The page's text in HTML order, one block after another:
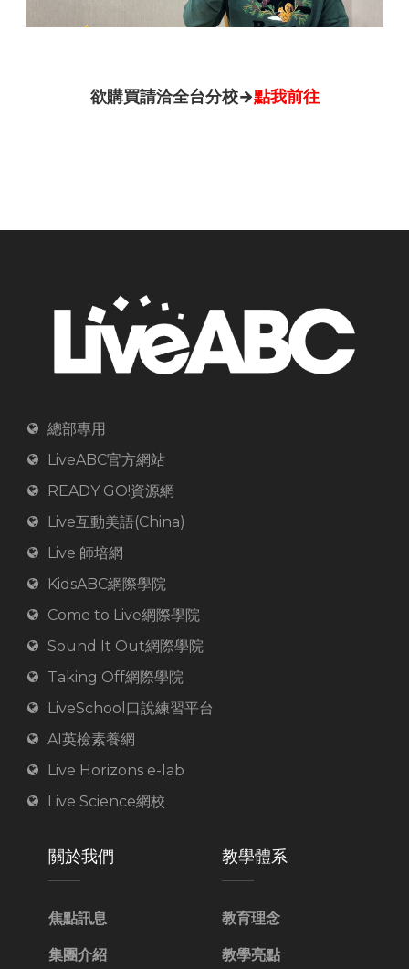
欲購買請洽全台分校→點我前往
總部專用
LiveABC官方網站
READY GO!資源網
Live互動美語(China)
Live 師培網
KidsABC網際學院
Come to Live網際學院
Sound It Out網際學院
Taking Off網際學院
LiveSchool口說練習平台
AI英檢素養網
Live Horizons e-lab
Live Science網校
關於我們
焦點訊息
集團介紹
教學體系
教育理念
教學亮點